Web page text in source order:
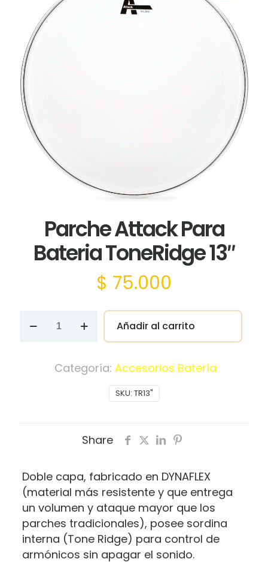
Parche Attack Para
Bateria ToneRidge 13″
$ 75.000
Bateria
Añadir al carrito
SKU: TR13"
Categoría: Accesorios Batería
Share
Doble capa, fabricado en DYNAFLEX
(material más resistente y que entrega
un volumen y ataque mayor que los
parches tradicionales), posee sordina
interna (Tone Ridge) para control de
armónicos sin apagar el sonido.